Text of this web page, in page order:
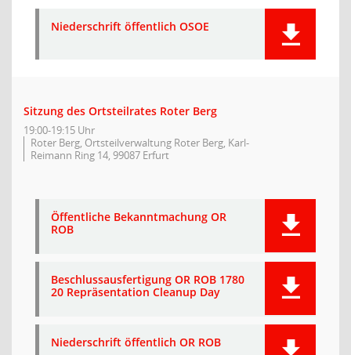
Niederschrift öffentlich OSOE
Sitzung des Ortsteilrates Roter Berg
19:00-19:15 Uhr
Roter Berg, Ortsteilverwaltung Roter Berg, Karl-
Reimann Ring 14, 99087 Erfurt
Öffentliche Bekanntmachung OR
ROB
Beschlussausfertigung OR ROB 1780
20 Repräsentation Cleanup Day
Niederschrift öffentlich OR ROB